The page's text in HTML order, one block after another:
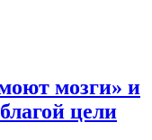
мозги» и
цели